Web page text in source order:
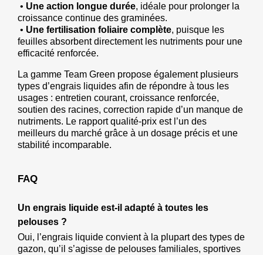
• Une action longue durée, idéale pour prolonger la
croissance continue des graminées.
• Une fertilisation foliaire complète, puisque les
feuilles absorbent directement les nutriments pour une
efficacité renforcée.
La gamme Team Green propose également plusieurs
types d’engrais liquides afin de répondre à tous les
usages : entretien courant, croissance renforcée,
soutien des racines, correction rapide d’un manque de
nutriments. Le rapport qualité-prix est l’un des
meilleurs du marché grâce à un dosage précis et une
stabilité incomparable.
FAQ
Un engrais liquide est-il adapté à toutes les
pelouses ?
Oui, l’engrais liquide convient à la plupart des types de
gazon, qu’il s’agisse de pelouses familiales, sportives